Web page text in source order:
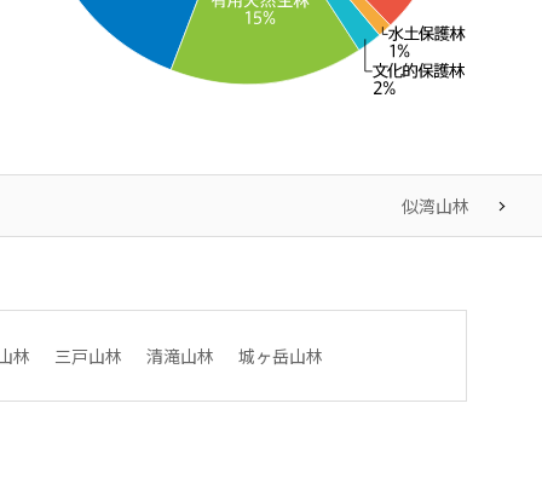
似湾山林
林 三戸山林 清滝山林 城ヶ岳山林